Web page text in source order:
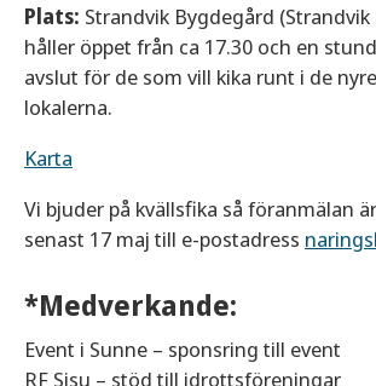
Plats: Strandvik Bygdegård (Strandvik
håller öppet från ca 17.30 och en
avslut för de som vill kika runt i de
lokalerna.
Karta
Vi bjuder på kvällsfika så föranmälan
senast 17 maj till e-postadress
*Medverkande:
Event i Sunne – sponsring till event
RF Sisu – stöd till idrottsföreningar